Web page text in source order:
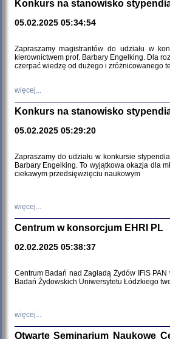
Konkurs na stanowisko
05.02.2025 05:34:54
Zapraszamy magistrantów do udziału w
kierownictwem prof. Barbary Engelking. Dla
czerpać wiedzę od dużego i zróżnicowanego
więcej...
Konkurs na stanowisko
05.02.2025 05:29:20
Zapraszamy do udziału w konkursie
Barbary Engelking. To wyjątkowa okazja dla
ciekawym przedsięwzięciu naukowym
więcej...
Centrum w konsorcjum EHRI PL
02.02.2025 05:38:37
Centrum Badań nad Zagładą Żydów IFiS
Badań Żydowskich Uniwersytetu Łódzkiego
więcej...
Otwarte Seminarium Naukowe